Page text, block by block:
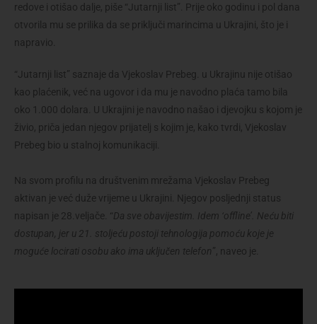
redove i otišao dalje, piše “Jutarnji list”. Prije oko godinu i pol dana
otvorila mu se prilika da se priključi marincima u Ukrajini, što je i
napravio.
“Jutarnji list” saznaje da Vjekoslav Prebeg. u Ukrajinu nije otišao
kao plaćenik, već na ugovor i da mu je navodno plaća tamo bila
oko 1.000 dolara. U Ukrajini je navodno našao i djevojku s kojom je
živio, priča jedan njegov prijatelj s kojim je, kako tvrdi, Vjekoslav
Prebeg bio u stalnoj komunikaciji.
Na svom profilu na društvenim mrežama Vjekoslav Prebeg
aktivan je već duže vrijeme u Ukrajini. Njegov posljednji status
napisan je 28.veljače. “Da sve obavijestim. Idem ‘offline’. Neću biti
dostupan, jer u 21. stoljeću postoji tehnologija pomoću koje je
moguće locirati osobu ako ima uključen telefon”, naveo je.